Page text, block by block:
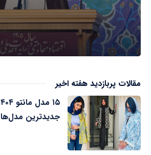
مقالات پربازدید هفته اخیر
جدیدترین مدل‌ها